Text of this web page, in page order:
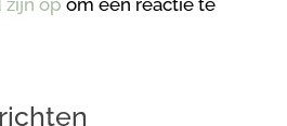
op om een reactie te